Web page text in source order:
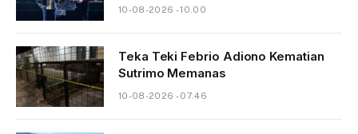
10-08-2026 - 10.00
Teka Teki Febrio Adiono Kematian
Sutrimo Memanas
10-08-2026 - 07.46